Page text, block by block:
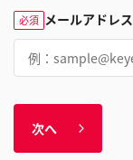
必須 メールアドレス
次へ